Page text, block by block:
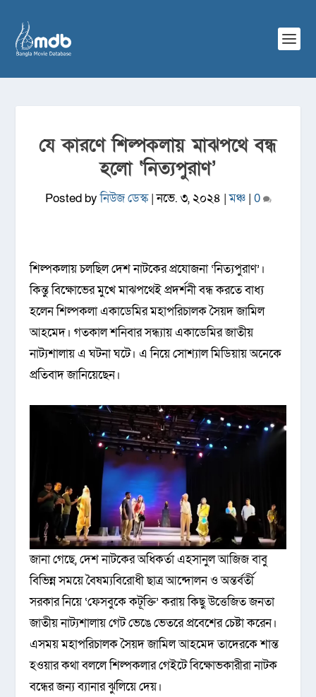
যে কারণে শিল্পকলায় মাঝপথে বন্ধ
হলো ‘নিত্যপুরাণ’
Posted byনিউজ ডেস্ক|নভে. ৩, ২০২৪ |মঞ্চ| 0
শিল্পকলায় চলছিল দেশ নাটকের প্রযোজনা ‘নিত্যপুরাণ’।
কিন্তু বিক্ষোভের মুখে মাঝপথেই প্রদর্শনী বন্ধ করতে বাধ্য
হলেন শিল্পকলা একাডেমির মহাপরিচালক সৈয়দ জামিল
আহমেদ। গতকাল শনিবার সন্ধ্যায় একাডেমির জাতীয়
নাট্যশালায় এ ঘটনা ঘটে। এ নিয়ে সোশ্যাল মিডিয়ায় অনেকে
প্রতিবাদ জানিয়েছেন।
জানা গেছে, দেশ নাটকের অধিকর্তা এহসানুল আজিজ বাবু
বিভিন্ন সময়ে বৈষম্যবিরোধী ছাত্র আন্দোলন ও অন্তর্বর্তী
সরকার নিয়ে ‘ফেসবুকে কটূক্তি’ করায় কিছু উত্তেজিত জনতা
জাতীয় নাট্যশালায় গেট ভেঙে ভেতরে প্রবেশের চেষ্টা করেন।
এসময় মহাপরিচালক সৈয়দ জামিল আহমেদ তাদেরকে শান্ত
হওয়ার কথা বললে শিল্পকলার গেইটে বিক্ষোভকারীরা নাটক
বন্ধের জন্য ব্যানার ঝুলিয়ে দেয়।